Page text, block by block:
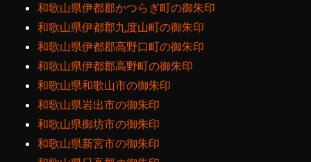
和歌山県伊都郡かつらぎ町の御朱印
和歌山県伊都郡九度山町の御朱印
和歌山県伊都郡高野口町の御朱印
和歌山県伊都郡高野町の御朱印
和歌山県和歌山市の御朱印
和歌山県岩出市の御朱印
和歌山県御坊市の御朱印
和歌山県新宮市の御朱印